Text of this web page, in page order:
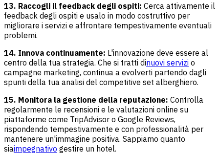
13. Raccogli il feedback degli ospiti: Cerca attivamente il
feedback degli ospiti e usalo in modo costruttivo per
migliorare i servizi e affrontare tempestivamente eventuali
problemi.
14. Innova continuamente: L'innovazione deve essere al
centro della tua strategia. Che si tratti dinuovi servizi o
campagne marketing, continua a evolverti partendo dagli
spunti della tua analisi del competitive set alberghiero.
15. Monitora la gestione della reputazione: Controlla
regolarmente le recensioni e le valutazioni online su
piattaforme come TripAdvisor o Google Reviews,
rispondendo tempestivamente e con professionalità per
mantenere un'immagine positiva. Sappiamo quanto
siaimpegnativo gestire un hotel.